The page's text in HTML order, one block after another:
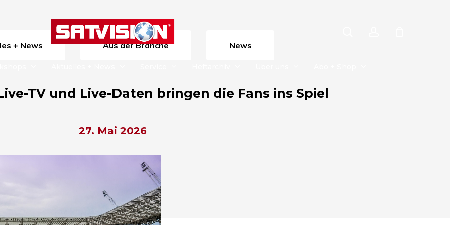
+ News Aus der Branche News
TV und Live-Daten bringen die Fans ins Spiel
27. Mai 2026